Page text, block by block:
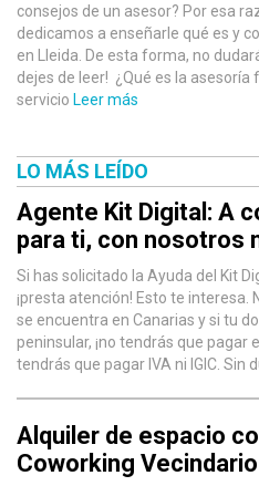
consejos de un asesor? Por esa
dedicamos a enseñarle qué es y
en Lleida. De esta forma, no
dejes de leer! ¿Qué es la asesoría
servicio Leer más
LO MÁS LEÍDO
Agente Kit Digital: A
para ti, con nosotros
Si has solicitado la Ayuda del Kit
¡presta atención! Esto te interesa.
se encuentra en Canarias y si tu
peninsular, ¡no tendrás que pagar
tendrás que pagar IVA ni IGIC. Sin
Alquiler de espacio
Coworking Vecindario